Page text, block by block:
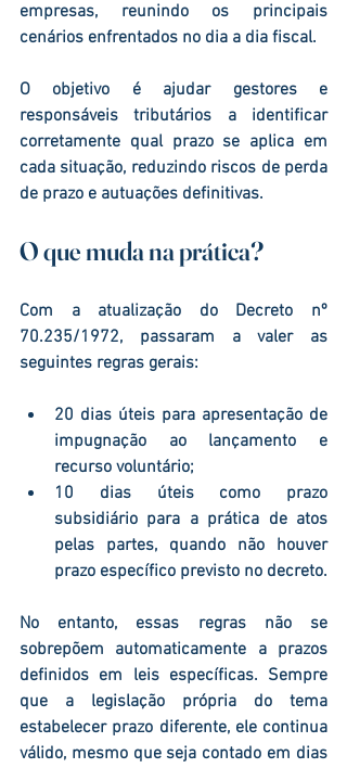
empresas, reunindo os principais
cenários enfrentados no dia a dia fiscal.
O objetivo é ajudar gestores e
responsáveis tributários a identificar
corretamente qual prazo se aplica em
cada situação, reduzindo riscos de perda
de prazo e autuações definitivas.
O que muda na prática?
Com a atualização do Decreto nº
70.235/1972, passaram a valer as
seguintes regras gerais:
20 dias úteis
impugnação ao lançamento
recurso voluntário;
10 dias úteis como prazo
subsidiário para a prática de atos
pelas partes, quando não houver
prazo específico previsto no decreto.
No entanto, essas regras não se
sobrepõem automaticamente a prazos
definidos em leis específicas. Sempre
que a legislação própria do tema
estabelecer prazo diferente, ele continua
válido, mesmo que seja contado em dias